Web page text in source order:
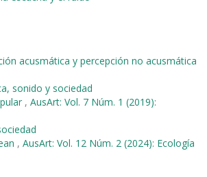
acusmática y percepción no acusmática
sonido y sociedad
, AusArt: Vol. 7 Núm. 1 (2019):
, AusArt: Vol. 12 Núm. 2 (2024): Ecología